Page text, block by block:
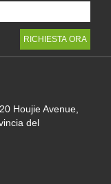
Houjie Avenue,
del